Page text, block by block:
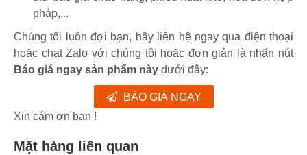
pháp,...
Chúng tôi luôn đợi bạn, hãy liên hệ ngay qua điện thoại
hoặc chat Zalo với chúng tôi hoặc đơn giản là nhấn nút
Báo giá ngay sản phẩm này dưới đây:
BÁO GIÁ NGAY
Xin cám ơn bạn !
Mặt hàng liên quan